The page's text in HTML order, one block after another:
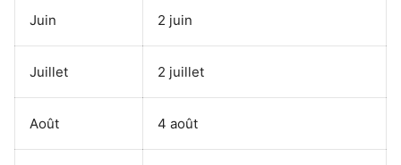
Juin 2 juin
Juillet 2 juillet
Août 4 août